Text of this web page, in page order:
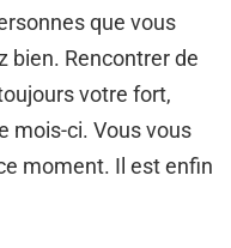
que vous
bien. Rencontrer de
votre fort,
mois-ci. Vous vous
moment. Il est enfin